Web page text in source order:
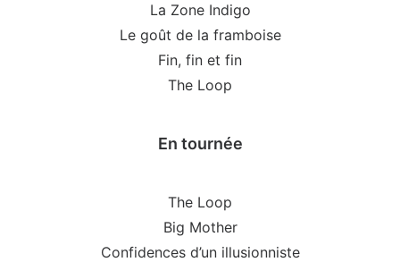
La Zone Indigo
Le goût de la framboise
Fin, fin et fin
The Loop
En tournée
The Loop
Big Mother
Confidences d’un illusionniste